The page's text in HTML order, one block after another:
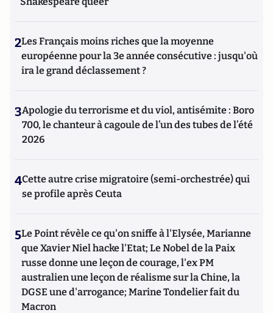
2Les Français moins riches que la moyenne
européenne pour la 3e année consécutive : jusqu'où
ira le grand déclassement ?
3Apologie du terrorisme et du viol, antisémite : Boro
700, le chanteur à cagoule de l’un des tubes de l’été
2026
4Cette autre crise migratoire (semi-orchestrée) qui
se profile après Ceuta
5Le Point révèle ce qu'on sniffe à l'Elysée, Marianne
que Xavier Niel hacke l'Etat; Le Nobel de la Paix
russe donne une leçon de courage, l'ex PM
australien une leçon de réalisme sur la Chine, la
DGSE une d'arrogance; Marine Tondelier fait du
Macron